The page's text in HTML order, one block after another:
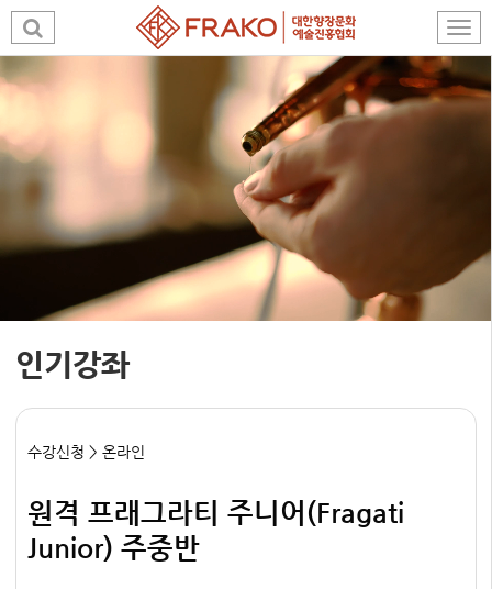
인기강좌
수강신청 > 온라인
원격 프래그라티 주니어(Fragati
Junior) 주중반